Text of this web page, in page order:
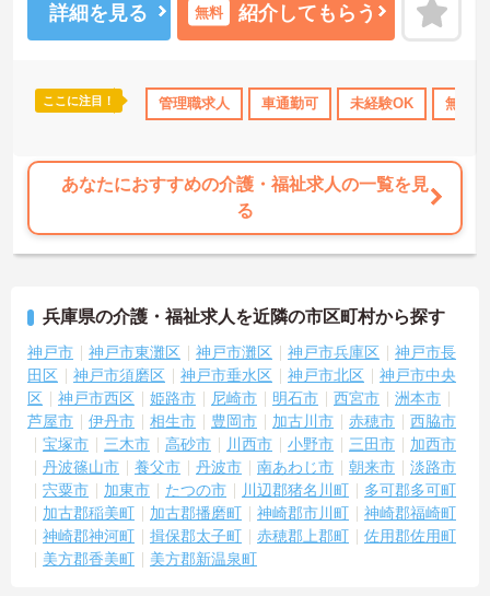
度あり 産休･育休･介護休暇取得実績あり 社会保険完備 交通
詳細を見る 無料 紹介してもらう
ここに注目！ 管理職求人 車通勤可 未経験OK 無資
あなたにおすすめの介護・福祉求人の一覧を見
る
兵庫県の介護・福祉求人を近隣の市区町村から探す
神戸市 神戸市東灘区 神戸市灘区 神戸市兵庫区
神戸市長
田区
神戸市須磨区 神戸市垂水区 神戸市北区
神戸市中央
区
神戸市西区 姫路市 尼崎市 明石市 西宮市
洲本市
芦屋市
伊丹市 相生市 豊岡市 加古川市 赤穂市
西脇市
宝塚市
三木市 高砂市 川西市 小野市 三田市
加西市
丹波篠山市
養父市 丹波市 南あわじ市 朝来市
淡路市
宍粟市
加東市 たつの市 川辺郡猪名川町
多可郡多可町
加古郡稲美町
加古郡播磨町 神崎郡市川町
神崎郡福崎町
神崎郡神河町
揖保郡太子町 赤穂郡上郡町
佐用郡佐用町
美方郡香美町
美方郡新温泉町